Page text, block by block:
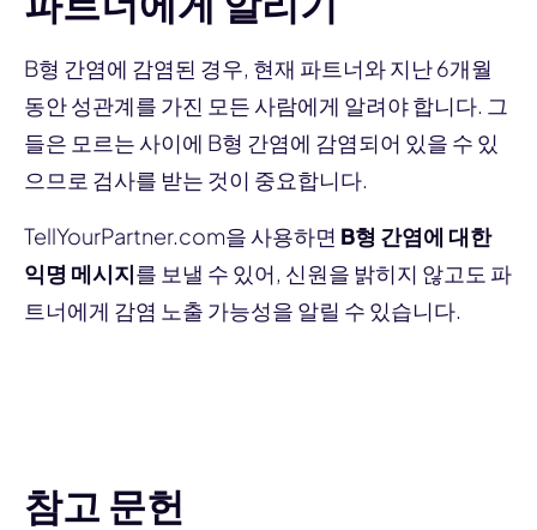
B형 간염에 감염된 경우, 현재 파트너와 지난 6개월
동안 성관계를 가진 모든 사람에게 알려야 합니다. 그
들은 모르는 사이에 B형 간염에 감염되어 있을 수 있
으므로 검사를 받는 것이 중요합니다.
TellYourPartner.com을 사용하면 B형 간염에 대한
익명 메시지를 보낼 수 있어, 신원을 밝히지 않고도 파
트너에게 감염 노출 가능성을 알릴 수 있습니다.
참고 문헌